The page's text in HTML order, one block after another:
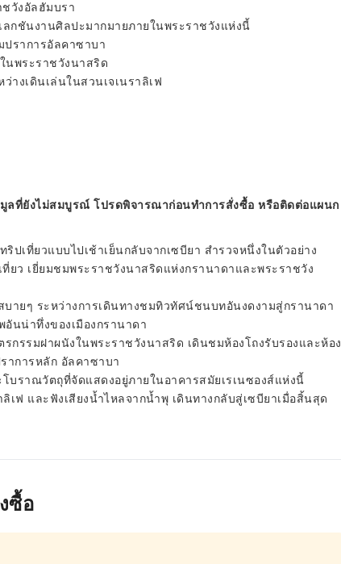
วังอัลฮัมบรา
กชันงานศิลปะมากมายภายในพระราชวังแห่งนี้
ปราการอัลคาซาบา
นพระราชวังนาสริด
งเดินเล่นในสวนเจเนราลิเฟ
ที่ยังไม่สมบูรณ์ โปรดพิจารณาก่อนทำการสั่งซื้อ หรือติดต่อแผนก
ปเที่ยวแบบไปเช้าเย็นกลับจากเซบียา สำรวจหนึ่งในตัวอย่าง
ยว เยี่ยมชมพระราชวังนาสริดแห่งกรานาดาและพระราชวัง
ายๆ ระหว่างการเดินทางชมทิวทัศน์ชนบทอันงดงามสู่กรานาดา
นน่าทึ่งของเมืองกรานาดา
กรรมฝาผนังในพระราชวังนาสริด เดินชมห้องโถงรับรองและห้อง
าการหลัก อัลคาซาบา
ราณวัตถุที่จัดแสดงอยู่ภายในอาคารสมัยเรเนซองส์แห่งนี้
เฟ และฟังเสียงน้ำไหลจากน้ำพุ เดินทางกลับสู่เซบียาเมื่อสิ้นสุด
ซื้อ